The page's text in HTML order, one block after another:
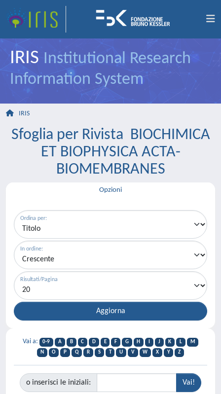
IRIS Institutional Research
Information System
IRIS
Sfoglia per Rivista BIOCHIMICA
ET BIOPHYSICA ACTA-
BIOMEMBRANES
Opzioni
Ordina per:
In ordine:
Risultati/Pagina
Vai a: 0-9 A B C D E F G H J K L
M
N
O P Q R S T U V W X Y Z
o inserisci le iniziali: